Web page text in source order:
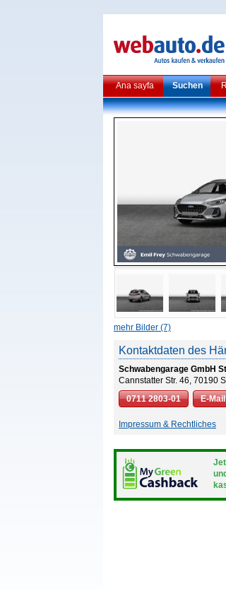
Ana sayfa Suchen
mehr Bilder (7)
Kontaktdaten des
Schwabengarage GmbH
Cannstatter Str. 46, 70190
0711 2803-01
E-
Impressum & Rechtliches